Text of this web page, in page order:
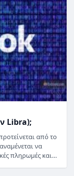
Libra);
από το
να
πληρωμές και…